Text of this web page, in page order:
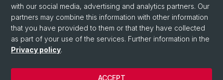
© Università di Basilea
Privacy Policy
Philosophisch-Historische Fakultät
Sprach- und Literaturwissenschaften
with our social media, advertising and analytics partners. Our
partners may combine this information with other information
that you have provided to them or that they have collected
as part of your use of the services. Further information in the
Privacy policy.
ACCEPT